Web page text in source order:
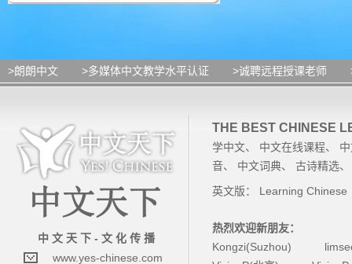
>朗朗中文 >多媒体中文教学水平认证 >诚聘远程授课老师
中 文 天 下 - 文 化 传 播
www.yes-chinese.com
THE BEST CHINESE
学中文、 中文在线课程、
音、 中文词典、 古诗精选
英文版： Learning Chinese
热烈欢迎新朋友：
Kongzi(Suzhou)